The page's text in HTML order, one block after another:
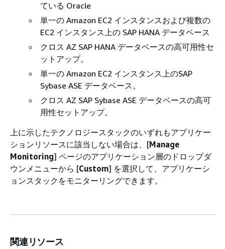
ている Oracle
単一の Amazon EC2 インスタンスおよび複数の
EC2 インスタンス上の SAP HANA データベース
クロス AZ SAP HANA データベースの高可用性セ
ットアップ。
単一の Amazon EC2 インスタンス上のSAP
Sybase ASE データベース。
クロス AZ SAP Sybase ASE データベースの高可
用性セットアップ。
上に示したテクノロジースタックのいずれもアプリケー
ションリソースに該当しない場合は、[Manage
Monitoring] ページのアプリケーション層のドロップダ
ウンメニューから [Custom] を選択して、アプリケーシ
ョンスタックをモニターリングできます。
関連リソース